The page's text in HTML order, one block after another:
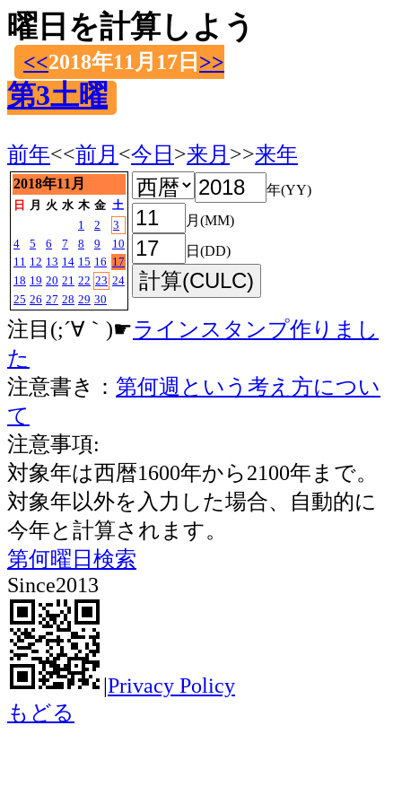
曜日を計算しよう
<<2018年11月17日 >>
第3土曜
前年<<前月 <今日 >来月 >>来年
2018年11月
日 月 火 水 木 金 土
1
2
3
4
5 6 7 8 9
10
11 12 13 14 15 16 17
18 19 20 21 22 23 24
25 26 27 28 29 30
年(YY)
月(MM)
日(DD)
注目(;´∀｀)☛ラインスタンプ作りまし
た
注意書き： 第何週という考え方につい
て
注意事項:
対象年は西暦1600年から2100年まで。
対象年以外を入力した場合、自動的に
今年と計算されます。
第何曜日検索
Since2013
|Privacy Policy
もどる